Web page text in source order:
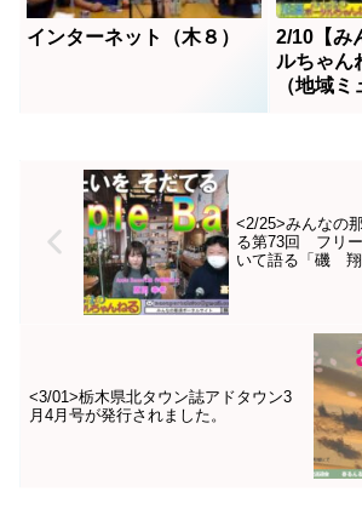
インターネット（木８）
2/10【み
ルちゃん
（地域
<2/25>みんなの
る第73回 フリ
いて語る「磯
<3/01>栃木県北タウン誌アドタウン3
月4月号が発行されました。